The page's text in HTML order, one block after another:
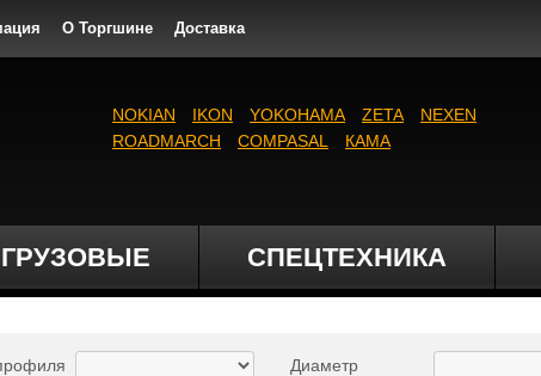
О Торгшине Доставка
ГРУЗОВЫЕ СПЕЦТЕХНИКА
NOKIAN IKON YOKOHAMA ZETA
NEXEN
ROADMARCH
COMPASAL КАМА
Диаметр